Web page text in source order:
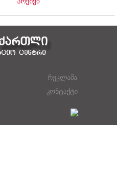
რეკლამა
კონტაქტი